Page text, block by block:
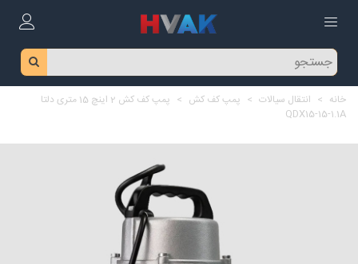
خانه > انتقال سیالات > پمپ کف کش >
پمپ کف کش 2 اینچ 15 متری دلتا
QDX15-15-1.1A